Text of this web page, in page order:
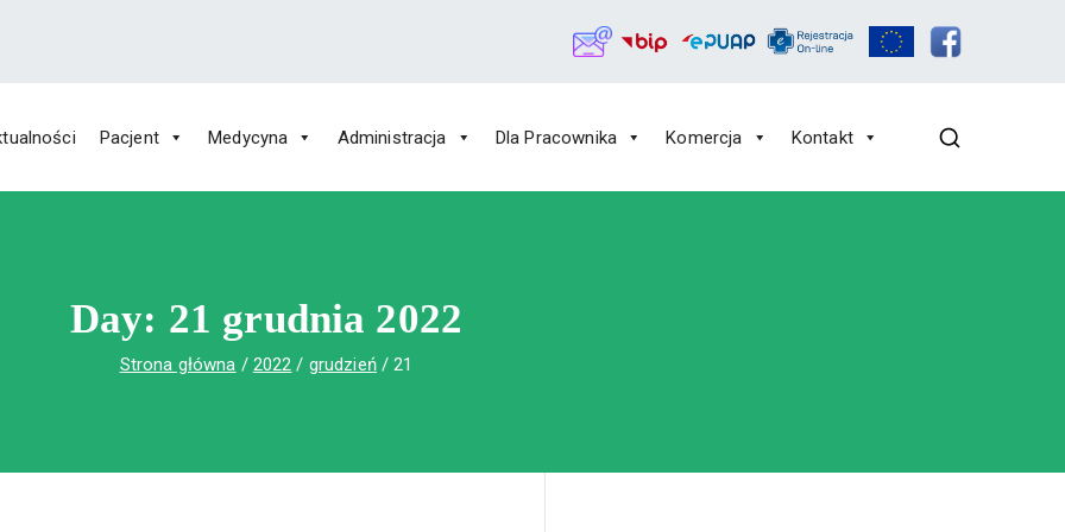
Św. Rafała w Czerwonej Górze
Rafała w Czerwonej Górze
Pacjent Medycyna Administracja Dla Pracownika Komercja Kontakt
Day: 21 grudnia 2022
Strona główna 2022 grudzień 21